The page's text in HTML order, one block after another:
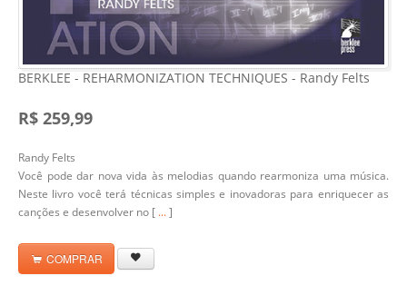
BERKLEE - REHARMONIZATION TECHNIQUES - Randy Felts
R$ 259,99
Randy Felts
Você pode dar nova vida às melodias quando rearmoniza uma música.
Neste livro você terá técnicas simples e inovadoras para enriquecer as
canções e desenvolver no [ ...]
COMPRAR